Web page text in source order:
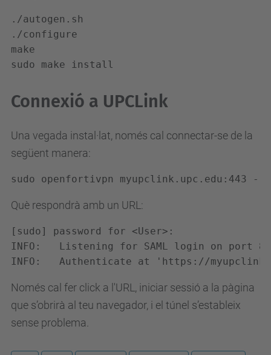
./autogen.sh
./configure
make
sudo make install
Connexió a UPCLink
Una vegada instal·lat, només cal connectar-se de la
següent manera:
sudo openfortivpn myupclink.upc.edu:443 --
Què respondrà amb un URL:
[sudo] password for <User>:
INFO:   Listening for SAML login on port
INFO:   Authenticate at 'https://
Només cal fer click a l'URL, iniciar sessió a la pàgina
que s’obrirà al teu navegador, i el túnel s’estableix
sense problema.